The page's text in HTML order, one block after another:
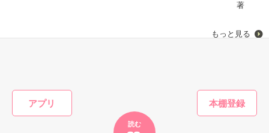
アプリ
読む
高畠杏子　29歳
娘　　莉依紗（りいさ）　２歳
ブログタイトル：りいさと優しい時間
著
もっと見る